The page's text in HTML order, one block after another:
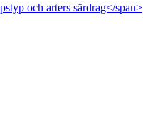
och arters särdrag</span>